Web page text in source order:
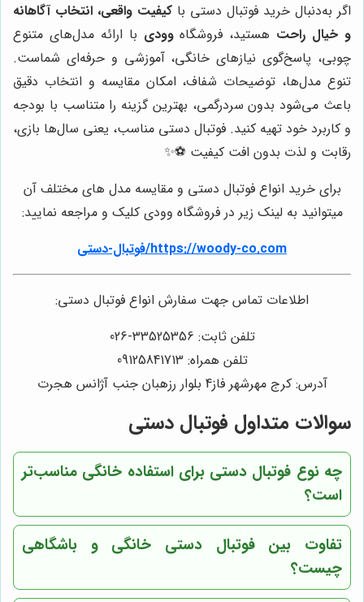
اگر به‌دنبال خرید فوتبال دستی با کیفیت واقعی، انتخاب آگاهانه
و خیال راحت هستید، فروشگاهوودی با ارائه مدل‌های متنوع
چوبی، پاسخ‌گوی نیازهای خانگی، آموزشی و حرفه‌ای شماست.
تنوع مدل‌ها، توضیحات شفاف، امکان مقایسه و انتخاب دقیق
باعث می‌شود بدون سردرگمی، بهترین گزینه را متناسب با بودجه
و کاربرد خود تهیه کنید. فوتبال دستی مناسب، یعنی سال‌ها بازی،
رقابت و لذت بدون افت کیفیت ⚽✨
برای خرید انواع فوتبال دستی و مقایسه مدل های مختلف آن
میتوانید به لینک زیر در فروشگاه وودی کلیک و مراجعه نمایید:
https://woody-co.com/فوتبال-دستی
اطلاعات تماس جهت سفارش انواع فوتبال دستی:
تلفن ثابت: 33525356-026
تلفن همراه: 09125841713
آدرس: کرج مهرشهر فاز4 بلوار رزهبان جنب آژانس هجرت
سوالات متداول فوتبال دستی
چه نوع فوتبال دستی برای استفاده خانگی مناسب‌تر
است؟
تفاوت بین فوتبال دستی خانگی و باشگاهی
چیست؟